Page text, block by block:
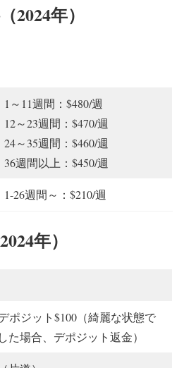
2024年）
1～11週間：$480/週
12～23週間：$470/週
24～35週間：$460/週
36週間以上：$450/週
1-26週間～：$210/週
年）
ポジット$100（綺麗な状態で
た場合、デポジット返金）